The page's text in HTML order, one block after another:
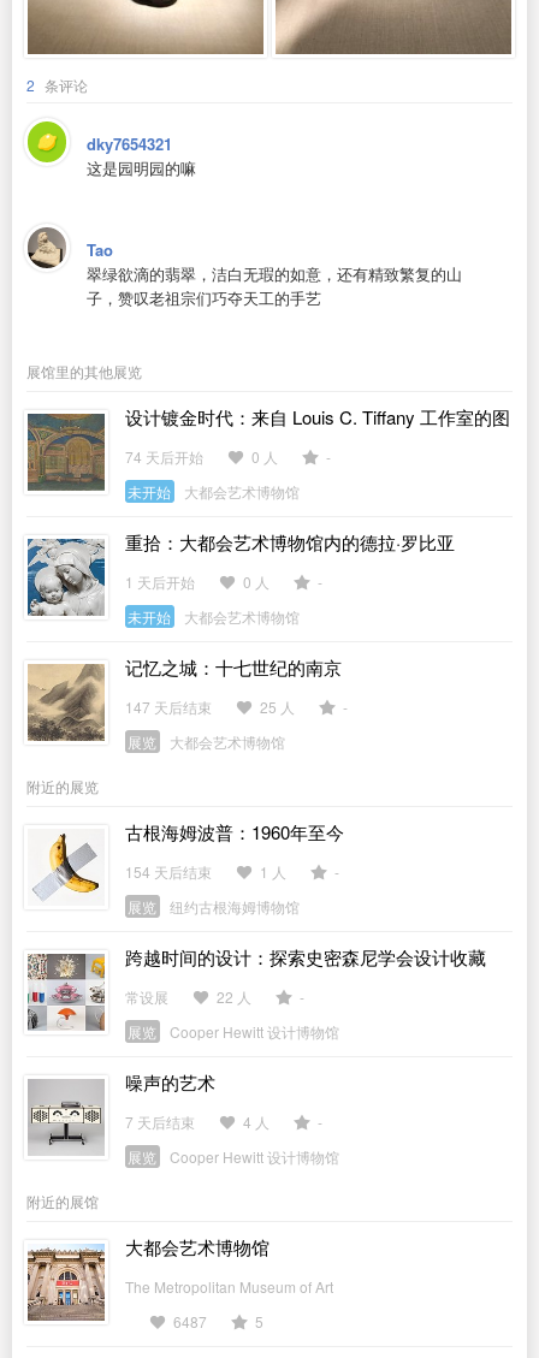
2 条评论
dky7654321
这是园明园的嘛
Tao
翠绿欲滴的翡翠，洁白无瑕的如意，还有精致繁复的山
子，赞叹老祖宗们巧夺天工的手艺
展馆里的其他展览
设计镀金时代：来自 Louis C. Tiffany 工作室的图
稿
74 天后开始 0 人
-
未开始
大都会艺术博物馆
重拾：大都会艺术博物馆内的德拉·罗比亚
1 天后开始 0 人
-
未开始
大都会艺术博物馆
记忆之城：十七世纪的南京
147 天后结束 25 人
-
展览
大都会艺术博物馆
附近的展览
古根海姆波普：1960年至今
154 天后结束 1 人
-
展览
纽约古根海姆博物馆
跨越时间的设计：探索史密森尼学会设计收藏
常设展 22 人
-
展览
Cooper Hewitt 设计博物馆
噪声的艺术
7 天后结束 4 人
-
展览
Cooper Hewitt 设计博物馆
附近的展馆
大都会艺术博物馆
The Metropolitan Museum of Art
6487
5